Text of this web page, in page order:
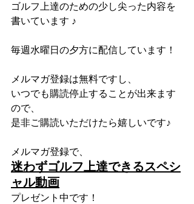
ゴルフ上達のための少し尖った内容を
書いています ♪
毎週水曜日の夕方に配信しています！
メルマガ登録は無料ですし、
いつでも購読停止することが出来ます
ので、
是非ご購読いただけたら嬉しいです♪
メルマガ登録で、
迷わずゴルフ上達できるスペシ
ャル動画
プレゼント中です！